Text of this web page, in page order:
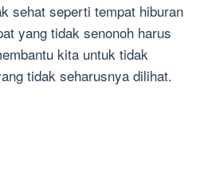
sehat seperti tempat hiburan
yang tidak senonoh harus
kita untuk tidak
tidak seharusnya dilihat.